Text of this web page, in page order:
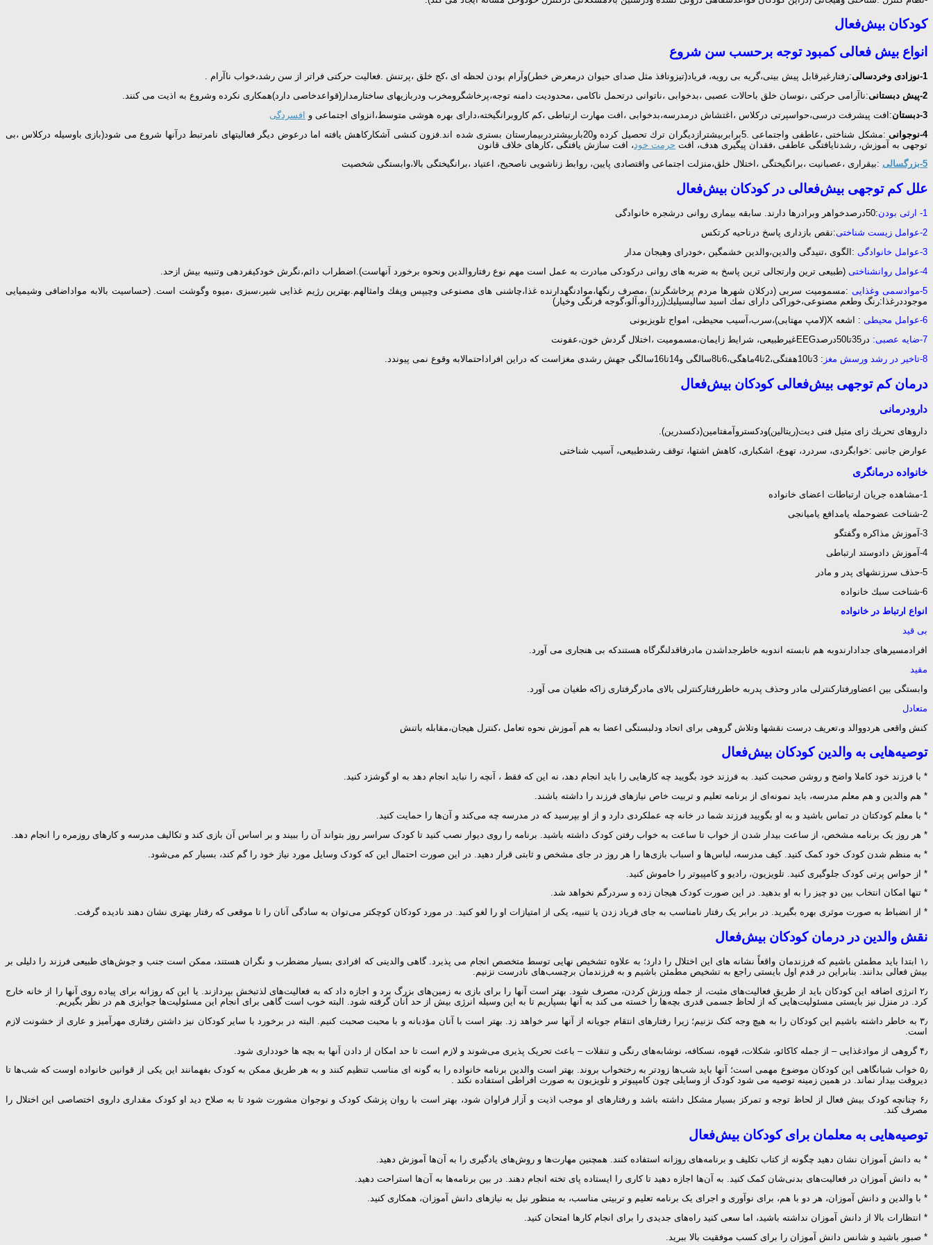
کودکان بیش‌فعال
انواع بیش فعالی کمبود توجه برحسب سن شروع
1-نوزادی وخردسالی
:رفتارغیرقابل پیش بینی،گریه بی رویه، فریاد(تیزونافذ مثل صدای حیوان درمعرض خطر)وآرام بودن لحظه ای ،كج خلق ،پرتنش .فعالیت حركتی فراتر از سن رشد،خواب ناآرام .
2-پیش دبستانی
:ناآرامی حركتی ،نوسان خلق باحالات عصبی ،بدخوابی ،ناتوانی درتحمل ناكامی ،محدودیت دامنه توجه،پرخاشگرومخرب ودربازیهای ساختارمدار(قواعدخاصی دارد)همكاری نكرده وشروع به اذیت می كنند.
3-دبستان
:افت پیشرفت درسی،حواسپرتی دركلاس ،اغتشاش درمدرسه،بدخوابی ،افت مهارت ارتباطی ،كم كاروبرانگیخته،دارای بهره هوشی متوسط،انزوای اجتماعی و افسردگی
4-نوجوانی
:مشكل شناختی ،عاطفی واجتماعی .5برابربیشترازدیگران ترك تحصیل كرده و20باربیشتردربیمارستان بستری شده اند.فزون كنشی آشكاركاهش یافته اما درعوض دیگر فعالیتهای نامرتبط درآنها شروع می شود(بازی باوسیله دركلاس ،بی
توجهی به آموزش، رشدنایافتگی عاطفی ،فقدان پیگیری هدف، افت حرمت خود ، افت سازش یافتگی ،كارهای خلاف قانون
5-بزرگسالی
:بیقراری ،عصبانیت ،برانگیختگی ،اختلال خلق،منزلت اجتماعی واقتصادی پایین، روابط زناشویی ناصحیح، اعتیاد ،برانگیختگی بالا،وابستگی شخصیت
علل کم توجهی بیش‌فعالی در کودکان بیش‌فعال
1- ارثی بودن
:50درصدخواهر وبرادرها دارند. سابقه بیماری روانی درشجره خانوادگی
2-عوامل زیست شناختی
:نقص بازداری پاسخ درناحیه كرتكس
3-عوامل خانوادگی
:الگوی ،تنیدگی والدین،والدین خشمگین ،خودرای وهیجان مدار
4-عوامل روانشناختی
(طبیعی ترین وارتجالی ترین پاسخ به ضربه های روانی دركودكی مبادرت به عمل است مهم نوع رفتاروالدین ونحوه برخورد آنهاست).اضطراب دائم،نگرش خودكیفردهی وتنبیه بیش ازحد.
5-موادسمی وغذایی
:مسمومیت سربی (دركلان شهرها مردم پرخاشگرند) ،مصرف رنگها،موادنگهدارنده غذا،چاشنی های مصنوعی وچیپس وپفك وامثالهم.بهترین رژیم غذایی شیر،سبزی ،میوه وگوشت است. (حساسیت بالابه مواداضافی وشیمیایی
موجوددرغذا:رنگ وطعم مصنوعی،خوراكی دارای نمك اسید سالیسیلیك(زردآلو،آلو،گوجه فرنگی وخیار)
6-عوامل محیطی
: اشعه X(لامپ مهتابی)،سرب،آسیب محیطی، امواج تلویزیونی
7-ضایه عصبی:
در35تا50درصدEEGغیرطبیعی، شرایط زایمان،مسمومیت ،اختلال گردش خون،عفونت
8-تاخیر در رشد ورسش مغز
: 3تا10هفتگی،2تا4ماهگی،6تا8سالگی و14تا16سالگی جهش رشدی مغزاست كه دراین افراداحتمالابه وقوع نمی پیوندد.
درمان کم توجهی بیش‌فعالی کودکان بیش‌فعال
دارودرمانی
داروهای تحریك زای متیل فنی دیت(ریتالین)ودكستروآمفتامین(دكسدرین).
عوارض جانبی :خوابگردی، سردرد، تهوع، اشكباری، كاهش اشتها، توقف رشدطبیعی، آسیب شناختی
خانواده درمانگری
1-مشاهده جریان ارتباطات اعضای خانواده
2-شناخت عضوحمله یامدافع یامیانجی
3-آموزش مذاكره وگفتگو
4-آموزش دادوستد ارتباطی
5-حذف سرزنشهای پدر و مادر
6-شناخت سبك خانواده
انواع ارتباط در خانواده
بی قید
افرادمسیرهای جدادارندوبه هم نابسته اندوبه خاطرجداشدن مادرفاقدلنگرگاه هستندكه بی هنجاری می آورد.
مقید
وابستگی بین اعضاورفتاركنترلی مادر وحذف پدربه خاطررفتاركنترلی بالای مادرگرفتاری زاكه طغیان می آورد.
متعادل
كنش واقعی هردووالد و،تعریف درست نقشها وتلاش گروهی برای اتحاد ودلبستگی اعضا به هم آموزش نحوه تعامل ،كنترل هیجان،مقابله باتنش
توصیه‌هایی به والدین کودکان بیش‌فعال
* با فرزند خود کاملا واضح و روشن صحبت کنید. به فرزند خود بگویید چه کارهایی را باید انجام دهد، نه این که فقط ، آنچه را نباید انجام دهد به او گوشزد کنید.
* هم والدین و هم معلم مدرسه، باید نمونه‌ای از برنامه تعلیم و تربیت خاص نیازهای فرزند را داشته باشند.
* با معلم کودکتان در تماس باشید و به او بگویید فرزند شما در خانه چه عملکردی دارد و از او بپرسید که در مدرسه چه می‌کند و آن‌ها را حمایت کنید.
* هر روز یک برنامه مشخص، از ساعت بیدار شدن از خواب تا ساعت به خواب رفتن کودک داشته باشید. برنامه را روی دیوار نصب کنید تا کودک سراسر روز بتواند آن را ببیند و بر اساس آن بازی کند و تکالیف مدرسه و کارهای روزمره را انجام دهد.
* به منظم شدن کودک خود کمک کنید. کیف مدرسه، لباس‌ها و اسباب بازی‌ها را هر روز در جای مشخص و ثابتی قرار دهید. در این صورت احتمال این که کودک وسایل مورد نیاز خود را گم کند، بسیار کم می‌شود.
* از حواس پرتی کودک جلوگیری کنید. تلویزیون، رادیو و کامپیوتر را خاموش کنید.
* تنها امکان انتخاب بین دو چیز را به او بدهید. در این صورت کودک هیجان زده و سردرگم نخواهد شد.
* از انضباط به صورت موثری بهره بگیرید. در برابر یک رفتار نامناسب به جای فریاد زدن یا تنبیه، یکی از امتیازات او را لغو کنید. در مورد کودکان کوچکتر می‌توان به سادگی آنان را تا موقعی که رفتار بهتری نشان دهند نادیده گرفت.
نقش والدین در درمان کودکان بیش‌فعال
۱٫ ابتدا باید مطمئن‌ باشیم‌ که‌ فرزندمان‌ واقعاً نشانه ‌های‌ این‌ اختلال‌ را دارد؛ به‌ علاوه‌ تشخیص‌ نهایی‌ توسط‌ متخصص‌ انجام‌ می‌ پذیرد. گاهی‌ والدینی‌ که‌ افرادی‌ بسیار مضطرب‌ و نگران‌ هستند، ممکن‌ است‌ جنب و جوش‌های‌ طبیعی‌ فرزند را دلیلی‌ بر
بیش ‌فعالی‌ بدانند. بنابراین‌ در قدم‌ اول‌ بایستی‌ راجع‌ به‌ تشخیص‌ مطمئن‌ باشیم‌ و به فرزندمان برچسب‌های‌ نادرست‌ نزنیم.
۲٫ انرژی‌ اضافه‌ این‌ کودکان‌ باید از طریق‌ فعالیت‌های‌ مثبت، از جمله‌ ورزش‌ کردن، مصرف‌ شود. بهتر است‌ آنها را برای‌ بازی‌ به‌ زمین‌های‌ بزرگ‌ برد و اجازه‌ داد که‌ به‌ فعالیت‌های‌ لذتبخش‌ بپردازند. یا این‌ که‌ روزانه‌ برای‌ پیاده‌ روی‌ آنها را از خانه‌ خارج‌
کرد. در منزل‌ نیز بایستی‌ مسئولیت‌هایی‌ که‌ از لحاظ‌ جسمی‌ قدری‌ بچه‌ها را خسته‌ می‌ کند به‌ آنها بسپاریم‌ تا به‌ این‌ وسیله‌ انرژی‌ بیش‌ از حد آنان‌ گرفته‌ شود. البته‌ خوب‌ است‌ گاهی‌ برای‌ انجام‌ این‌ مسئولیت‌ها جوایزی‌ هم‌ در نظر بگیریم.
۳٫ به‌ خاطر داشته‌ باشیم‌ این‌ کودکان‌ را به‌ هیچ‌ وجه‌ کتک‌ نزنیم؛ زیرا رفتارهای‌ انتقام ‌جویانه‌ از آنها سر خواهد زد. بهتر است‌ با آنان مؤدبانه‌ و با محبت‌ صحبت‌ کنیم. البته‌ در برخورد با سایر کودکان‌ نیز داشتن‌ رفتاری‌ مهرآمیز و عاری‌ از خشونت‌ لازم‌
است.
۴٫ گروهی‌ از موادغذایی‌ – از جمله‌ کاکائو، شکلات، قهوه، نسکافه، نوشابه‌های‌ رنگی‌ و تنقلات – باعث‌ تحریک ‌پذیری‌ می‌شوند و لازم‌ است‌ تا حد امکان‌ از دادن‌ آنها به‌ بچه‌ ها خودداری‌ شود.
۵٫ خواب‌ شبانگاهی‌ این‌ کودکان‌ موضوع‌ مهمی‌ است؛ آنها باید شب‌ها زودتر به‌ رختخواب‌ بروند. بهتر است‌ والدین‌ برنامه‌ خانواده‌ را به‌ گونه‌ ای‌ مناسب‌ تنظیم‌ کنند و به‌ هر طریق‌ ممکن‌ به‌ کودک‌ بفهمانند این‌ یکی‌ از قوانین‌ خانواده‌ اوست‌ که‌ شب‌ها تا
دیروقت‌ بیدار نماند. در همین‌ زمینه‌ توصیه‌ می‌ شود کودک‌ از وسایلی‌ چون‌ کامپیوتر و تلویزیون‌ به‌ صورت‌ افراطی‌ استفاده‌ نکند .
۶٫ چنانچه‌ کودک‌ بیش ‌فعال‌ از لحاظ‌ توجه‌ و تمرکز بسیار مشکل‌ داشته‌ باشد و رفتارهای‌ او موجب‌ اذیت‌ و آزار فراوان‌ شود، بهتر است‌ با روان پزشک‌ کودک‌ و نوجوان‌ مشورت‌ شود تا به‌ صلاح دید او کودک‌ مقداری‌ داروی‌ اختصاصی‌ این‌ اختلال‌ را
مصرف‌ کند.
توصیه‌هایی به معلمان برای کودکان بیش‌فعال
* به دانش آموزان نشان دهید چگونه از کتاب تکلیف و برنامه‌های روزانه استفاده کنند. همچنین مهارت‌ها و روش‌های یادگیری را به آن‌ها آموزش دهید.
* به دانش آموزان در فعالیت‌های بدنی‌شان کمک کنید. به آن‌ها اجازه دهید تا کاری را ایستاده پای تخته انجام دهند. در بین برنامه‌ها به آن‌ها استراحت دهید.
* با والدین و دانش آموزان، هر دو با هم، برای نوآوری و اجرای یک برنامه تعلیم و تربیتی مناسب، به منظور نیل به نیازهای دانش آموزان، همکاری کنید.
* انتظارات بالا از دانش آموزان نداشته باشید، اما سعی کنید راه‌های جدیدی را برای انجام کارها امتحان کنید.
* صبور باشید و شانس دانش آموزان را برای کسب موفقیت بالا ببرید.